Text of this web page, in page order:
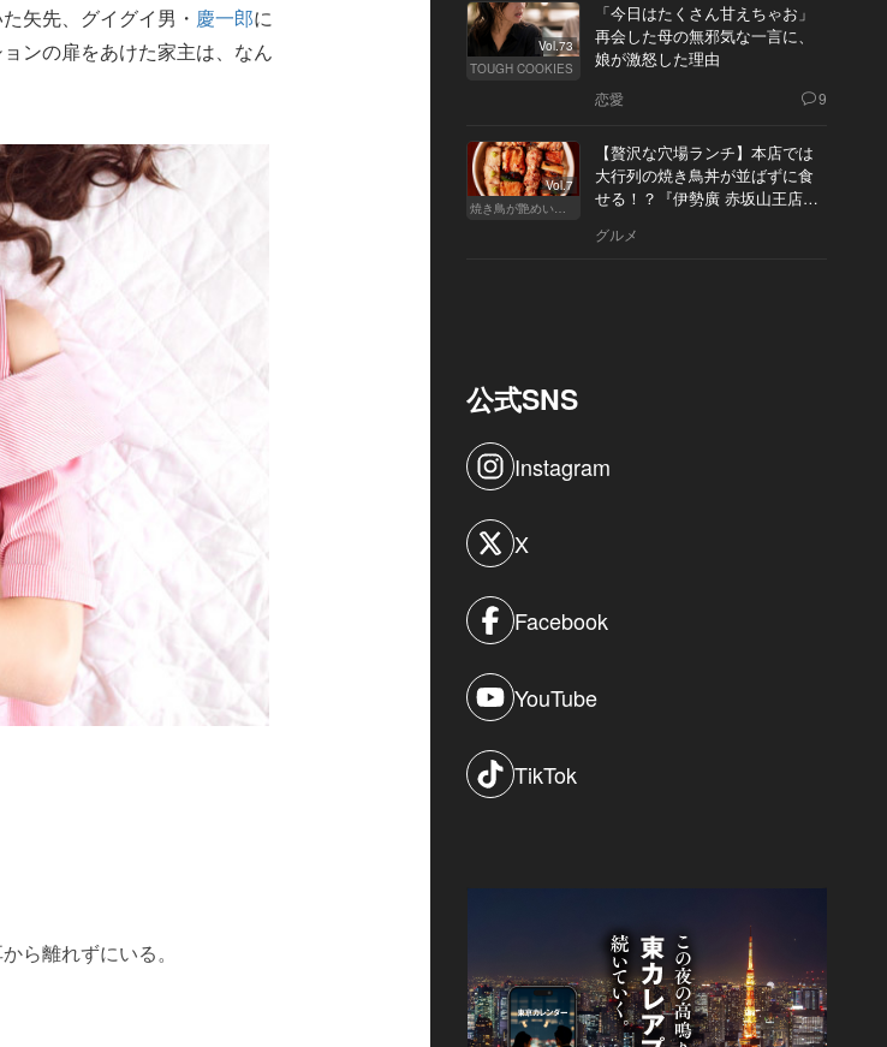
矢先、グイグイ男・ 慶一郎に
ンの扉をあけた家主は、なん
ら離れずにいる。
Vol.73
TOUGH COOKIES
「今日はたくさん甘えちゃお」
再会した母の無邪気な一言に、
娘が激怒した理由
恋愛 9
Vol.7
焼き鳥が艶めいてきた
【贅沢な穴場ランチ】本店では
大行列の焼き鳥丼が並ばずに食
せる！？『伊勢廣 赤坂山王店』
グルメ
公式SNS
Instagram
X
Facebook
YouTube
TikTok